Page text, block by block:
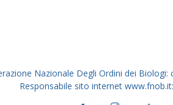
dei
Nazionale Degli Ordini dei Biologi:
Responsabile sito internet